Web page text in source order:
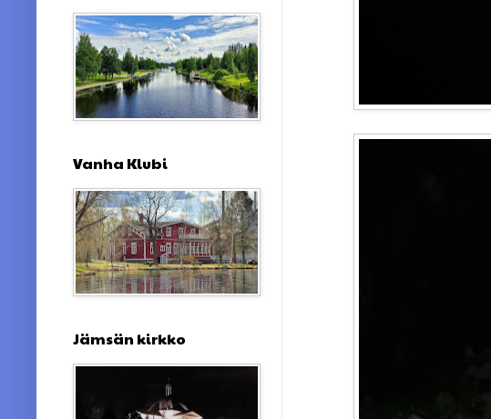
Vanha Klubi
Jämsän kirkko